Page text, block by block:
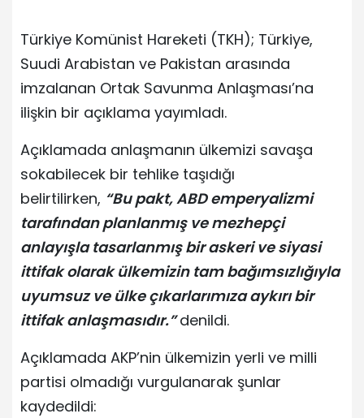
Türkiye Komünist Hareketi (TKH); Türkiye,
Suudi Arabistan ve Pakistan arasında
imzalanan Ortak Savunma Anlaşması’na
ilişkin bir açıklama yayımladı.
Açıklamada anlaşmanın ülkemizi savaşa
sokabilecek bir tehlike taşıdığı
belirtilirken, “Bu pakt, ABD emperyalizmi
tarafından planlanmış ve mezhepçi
anlayışla tasarlanmış bir askeri ve siyasi
ittifak olarak ülkemizin tam bağımsızlığıyla
uyumsuz ve ülke çıkarlarımıza aykırı bir
ittifak anlaşmasıdır.” denildi.
Açıklamada AKP’nin ülkemizin yerli ve milli
partisi olmadığı vurgulanarak şunlar
kaydedildi: